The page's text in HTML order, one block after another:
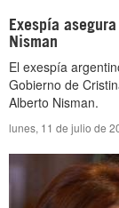
Exespía
Nisman
El exespía
Gobierno de
Alberto Nisman.
lunes, 11 de julio de